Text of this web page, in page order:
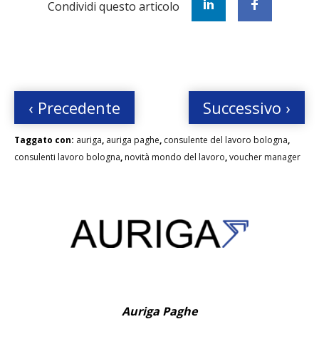
Condividi questo articolo
‹ Precedente Successivo ›
Taggato con: auriga, auriga paghe, consulente del lavoro bologna,
consulenti lavoro bologna, novità mondo del lavoro,voucher manager
Auriga Paghe